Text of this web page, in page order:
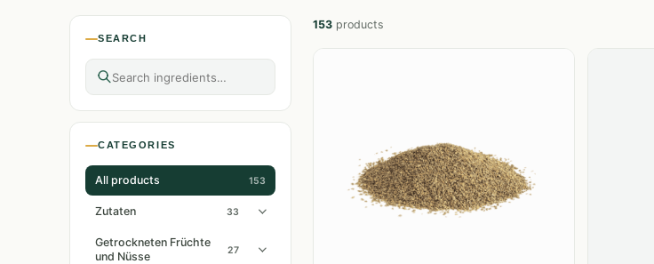
SEARCH
CATEGORIES
All products 153
Zutaten 33
Getrockneten Früchte
und Nüsse
27
153 products